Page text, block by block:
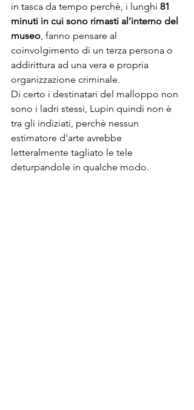
in tasca da tempo perchè, i lunghi 81
minuti in cui sono rimasti al'interno del
museo, fanno pensare al
coinvolgimento di un terza persona o
addirittura ad una vera e propria
organizzazione criminale.
Di certo i destinatari del malloppo non
sono i ladri stessi, Lupin quindi non è
tra gli indiziati, perchè nessun
estimatore d'arte avrebbe
letteralmente tagliato le tele
deturpandole in qualche modo.